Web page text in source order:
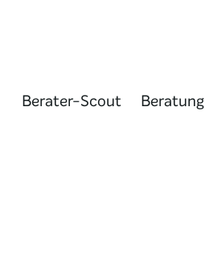
Berater-Scout Beratung